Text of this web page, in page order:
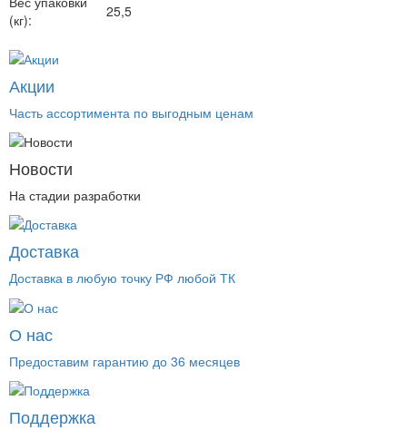
(кг):
25,5
Акции
Часть ассортимента по выгодным ценам
Новости
На стадии разработки
Доставка
Доставка в любую точку РФ любой ТК
О нас
Предоставим гарантию до 36 месяцев
Поддержка